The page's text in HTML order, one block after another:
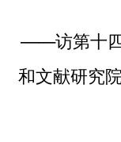
——访第十四
和文献研究